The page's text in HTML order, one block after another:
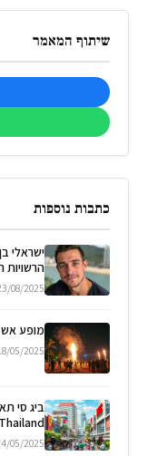
שיתוף המאמר
כתבות נוספות
הרשויות
08/2025
מופע אש
05/2025
Thailand
05/2025